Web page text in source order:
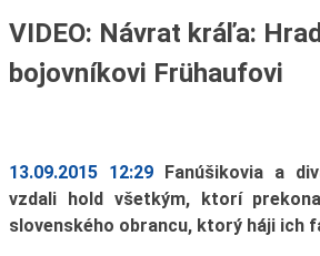
VIDEO: Návrat kráľa:
bojovníkovi Frühaufovi
13.09.2015 12:29 Fanúšikovia a
vzdali hold všetkým, ktorí
slovenského obrancu, ktorý háji ich